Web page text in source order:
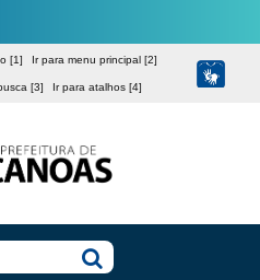
[1] Ir para menu principal [2]
[3] Ir para atalhos [4]